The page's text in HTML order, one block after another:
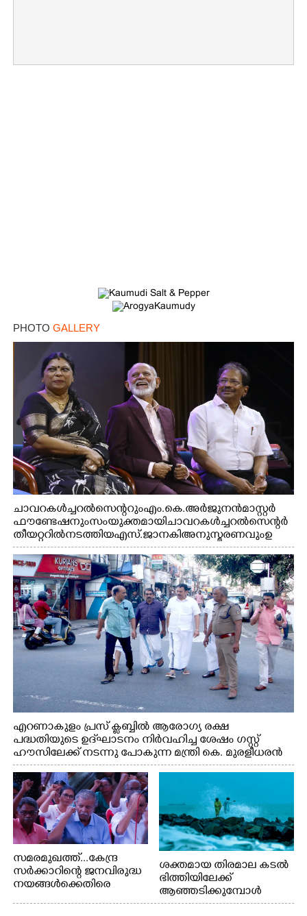
PHOTO GALLERY
ചാവറ കൾച്ചറൽ സെന്ററും എം.കെ. അർജുനൻ മാസ്റ്റർ
ഫൗണ്ടേഷനും സംയുക്തമായി ചാവറ കൾച്ചറൽ സെന്റർ
തീയറ്ററിൽ നടത്തിയ എസ്. ജാനകി അനുസ്മരണവും ഉ
ദ്ഘാടനം ചെയ്യാനെത്തിയ സംഗീത സംവിധായകൻ ജെറി
അമൽദേവ്, ഗായിക ജെൻസി, എം.കെ. അർജുനൻ
ഫൗണ്ടേഷൻ ചെയർമാൻ ഡോ. രാധാകൃഷ്ണൻ എന്നിവർ
എറണാകുളം പ്രസ് ക്ലബ്ബിൽ ആരോഗ്യ രക്ഷ
പദ്ധതിയുടെ ഉദ്‌ഘാടനം നിർവഹിച്ച ശേഷം ഗസ്റ്റ്
ഹൗസിലേക്ക് നടന്നു പോകുന്ന മന്ത്രി കെ. മുരളീധരൻ
സമരമുഖത്ത്...കേന്ദ്ര
സർക്കാറിന്റെ ജനവിരുദ്ധ
നയങ്ങൾക്കെതിരെ
ശക്തമായ തിരമാല കടൽ
ഭിത്തിയിലേക്ക്
ആഞ്ഞടിക്കുമ്പോൾ
അപകടകരമായ രീതിയിൽ